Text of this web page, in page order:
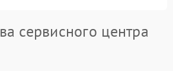
сервисного центра